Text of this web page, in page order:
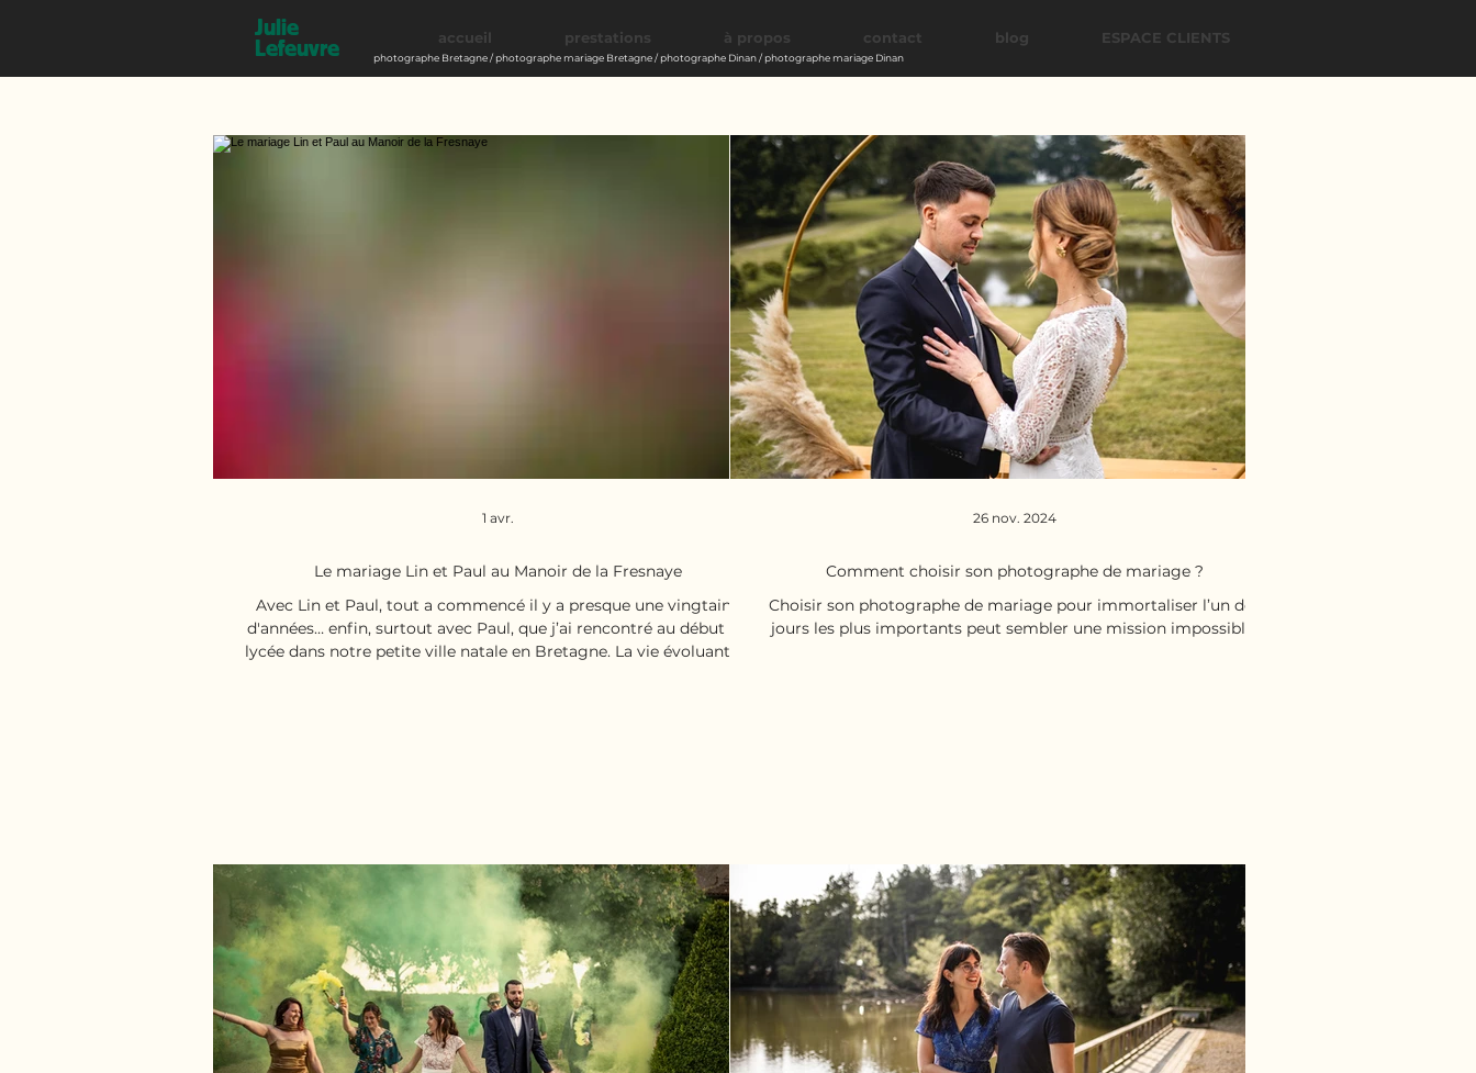
Julie
Lefeuvre
accueil prestations à propos contact blog ESPACE CLIENTS
photographe Bretagne / photographe mariage Bretagne / photographe Dinan / photographe mariage Dinan
Le mariage Lin et Paul au Manoir de la Fresnaye
Avec Lin et Paul, tout a commencé il y a presque une vingtaine
d'années… enfin, surtout avec Paul, que j’ai rencontré au début du
lycée dans notre petite ville natale en Bretagne. La vie évoluant, le
1 avr.
Comment choisir son photographe de mariage ?
Choisir son photographe de mariage pour immortaliser l’un des
jours les plus importants peut sembler une mission impossible.
26 nov. 2024